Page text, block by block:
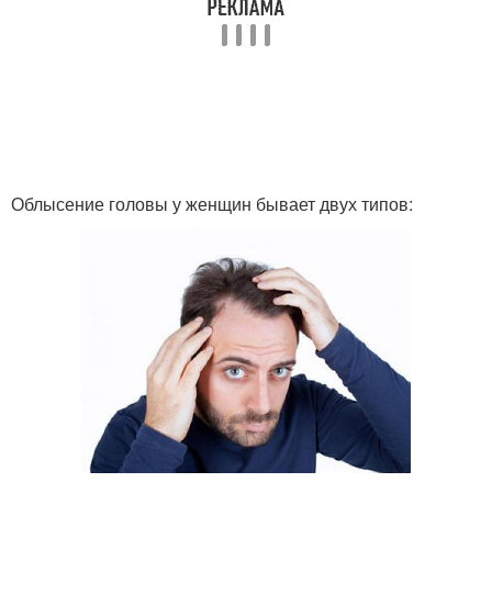
Облысение головы у женщин бывает двух типов: